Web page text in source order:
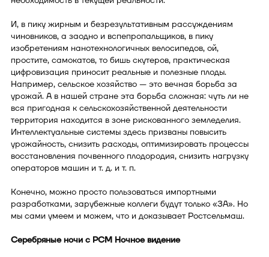
И, в пику жирным и безрезультативным рассуждениям
чиновников, а заодно и вспепропальщиков, в пику
изобретениям нанотехнологичных велосипедов, ой,
простите, самокатов, то бишь скутеров, практическая
цифровизация приносит реальные и полезные плоды.
Например, сельское хозяйство — это вечная борьба за
урожай. А в нашей стране эта борьба сложная: чуть ли не
вся пригодная к сельскохозяйственной деятельности
территория находится в зоне рискованного земледелия.
Интеллектуальные системы здесь призваны повысить
урожайность, снизить расходы, оптимизировать процессы
восстановления почвенного плодородия, снизить нагрузку
операторов машин и т. д. и т. п.
Конечно, можно просто пользоваться импортными
разработками, зарубежные коллеги будут только «ЗА». Но
мы сами умеем и можем, что и доказывает Ростсельмаш.
Серебряные ночи с РСМ Ночное видение